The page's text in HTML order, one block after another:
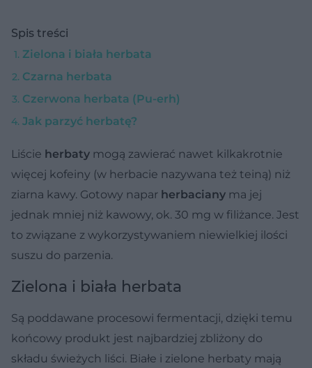
Spis treści
Zielona i biała herbata
Czarna herbata
Czerwona herbata (Pu-erh)
Jak parzyć herbatę?
Liście herbaty mogą zawierać nawet kilkakrotnie
więcej kofeiny (w herbacie nazywana też teiną) niż
ziarna kawy. Gotowy napar herbaciany ma jej
jednak mniej niż kawowy, ok. 30 mg w filiżance. Jest
to związane z wykorzystywaniem niewielkiej ilości
suszu do parzenia.
Zielona i biała herbata
Są poddawane procesowi fermentacji, dzięki temu
końcowy produkt jest najbardziej zbliżony do
składu świeżych liści. Białe i zielone herbaty mają